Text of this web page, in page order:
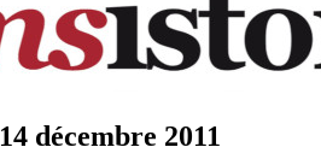
14 décembre 2011